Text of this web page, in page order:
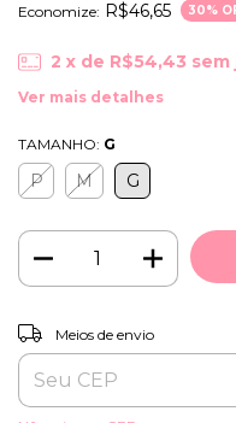
Economize: R$46,65 30%
2 x de R$54,43 sem
Ver mais detalhes
TAMANHO: G
P M G
Entregas para o CEP:
Meios de envio